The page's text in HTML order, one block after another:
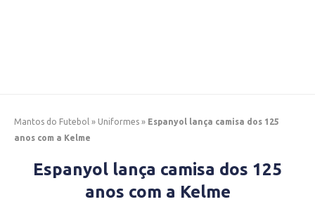
Mantos do Futebol » Uniformes » Espanyol lança camisa dos 125
anos com a Kelme
Espanyol lança camisa dos 125
anos com a Kelme